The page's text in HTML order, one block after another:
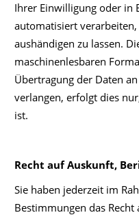
Ihrer Einwilligung oder in
automatisiert
aushändigen zu lassen.
maschinenlesbaren
Übertragung der Daten
verlangen, erfolgt dies
ist.
Recht auf Auskunft,
Sie haben jederzeit im
Bestimmungen das